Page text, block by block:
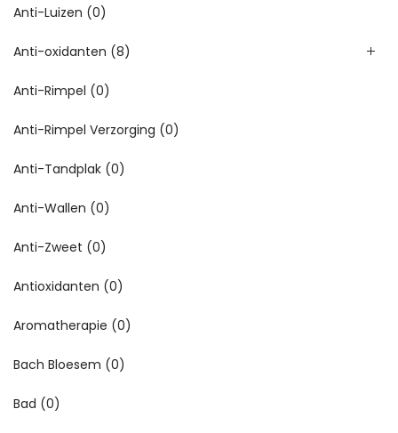
Anti-Luizen (0)
Anti-oxidanten (8)
Anti-Rimpel (0)
Anti-Rimpel Verzorging (0)
Anti-Tandplak (0)
Anti-Wallen (0)
Anti-Zweet (0)
Antioxidanten (0)
Aromatherapie (0)
Bach Bloesem (0)
Bad (0)